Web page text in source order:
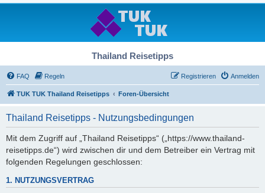
Thailand Reisetipps
FAQ Regeln Anmelden
Registrieren
TUK TUK Thailand Reisetipps Foren-Übersicht
Thailand Reisetipps - Nutzungsbedingungen
Mit dem Zugriff auf „Thailand Reisetipps“ („https://www.thailand-
reisetipps.de“) wird zwischen dir und dem Betreiber ein Vertrag mit
folgenden Regelungen geschlossen:
1. NUTZUNGSVERTRAG